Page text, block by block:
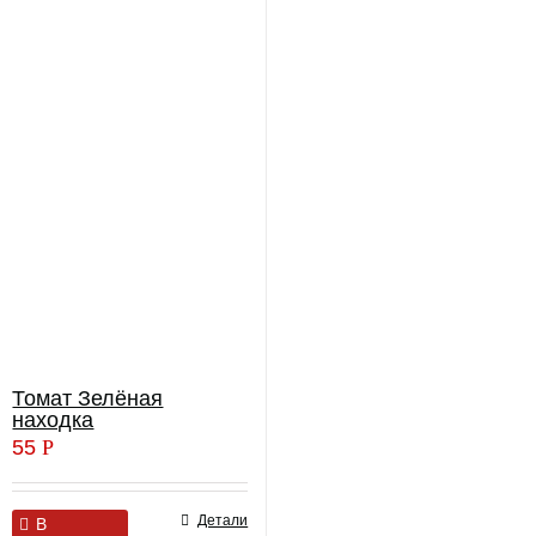
Томат Зелёная
находка
55Р
В
Детали